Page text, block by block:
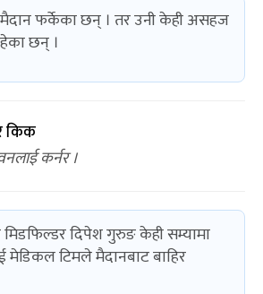
फर्केका छन् । तर उनी केही असहज
छन् ।
किक
कर्नर ।
दिपेश गुरुङ केही सम्यामा
टिमले मैदानबाट बाहिर